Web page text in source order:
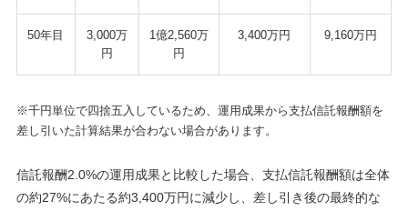
50年目
3,000万
円
1億2,560万
円
3,400万円 9,160万円
※千円単位で四捨五入しているため、運用成果から支払信託報酬額を
差し引いた計算結果が合わない場合があります。
信託報酬2.0%の運用成果と比較した場合、支払信託報酬額は全体
の約27%にあたる約3,400万円に減少し、差し引き後の最終的な